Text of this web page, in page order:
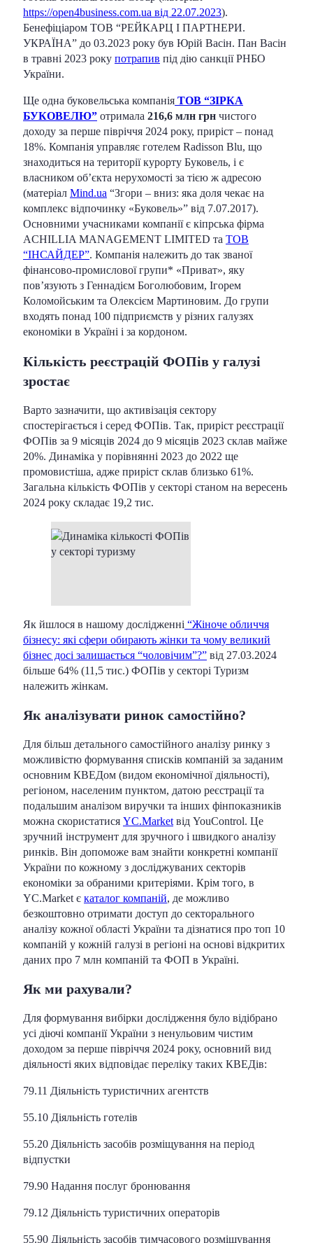
https://open4business.com.ua від 22.07.2023).
Бенефіціаром ТОВ “РЕЙКАРЦ І ПАРТНЕРИ.
УКРАЇНА” до 03.2023 року був Юрій Васін. Пан Васін
в травні 2023 року потрапив під дію санкції РНБО
України.
Ще одна буковельська компанія ТОВ “ЗІРКА
БУКОВЕЛЮ” отримала 216,6 млн грн чистого
доходу за перше півріччя 2024 року, приріст – понад
18%. Компанія управляє готелем Radisson Blu, що
знаходиться на території курорту Буковель, і є
власником об’єкта нерухомості за тією ж адресою
(матеріал Mind.ua “Згори – вниз: яка доля чекає на
комплекс відпочинку «Буковель»” від 7.07.2017).
Основними учасниками компанії є кіпрська фірма
ACHILLIA MANAGEMENT LIMITED та ТОВ
“ІНСАЙДЕР”. Компанія належить до так званої
фінансово-промислової групи* «Приват», яку
повʼязують з Геннадієм Боголюбовим, Ігорем
Коломойським та Олексієм Мартиновим. До групи
входять понад 100 підприємств у різних галузях
економіки в Україні і за кордоном.
Кількість реєстрацій ФОПів у галузі
зростає
Варто зазначити, що активізація сектору
спостерігається і серед ФОПів. Так, приріст реєстрації
ФОПів за 9 місяців 2024 до 9 місяців 2023 склав майже
20%. Динаміка у порівнянні 2023 до 2022 ще
промовистіша, адже приріст склав близько 61%.
Загальна кількість ФОПів у секторі станом на вересень
2024 року складає 19,2 тис.
Як йшлося в нашому дослідженні “Жіноче обличчя
бізнесу: які сфери обирають жінки та чому великий
бізнес досі залишається “чоловічим”?” від 27.03.2024
більше 64% (11,5 тис.) ФОПів у секторі Туризм
належить жінкам.
Як аналізувати ринок самостійно?
Для більш детального самостійного аналізу ринку з
можливістю формування списків компаній за заданим
основним КВЕДом (видом економічної діяльності),
регіоном, населеним пунктом, датою реєстрації та
подальшим аналізом виручки та інших фінпоказників
можна скористатися YC.Market від YouControl. Це
зручний інструмент для зручного і швидкого аналізу
ринків. Він допоможе вам знайти конкретні компанії
України по кожному з досліджуваних секторів
економіки за обраними критеріями. Крім того, в
YC.Market є каталог компаній, де можливо
безкоштовно отримати доступ до секторального
аналізу кожної області України та дізнатися про топ 10
компаній у кожній галузі в регіоні на основі відкритих
даних про 7 млн компаній та ФОП в Україні.
Як ми рахували?
Для формування вибірки дослідження було відібрано
усі діючі компанії України з ненульовим чистим
доходом за перше півріччя 2024 року, основний вид
діяльності яких відповідає переліку таких КВЕДів:
79.11 Діяльність туристичних агентств
55.10 Діяльність готелів
55.20 Діяльність засобів розміщування на період
відпустки
79.90 Надання послуг бронювання
79.12 Діяльність туристичних операторів
55.90 Діяльність засобів тимчасового розміщування